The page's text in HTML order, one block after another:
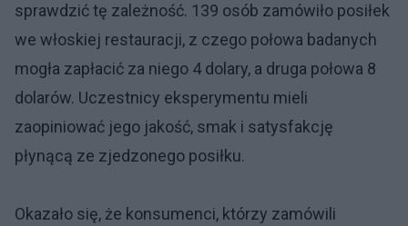
sprawdzić tę zależność. 139 osób zamówiło posiłek
we włoskiej restauracji, z czego połowa badanych
mogła zapłacić za niego 4 dolary, a druga połowa 8
dolarów. Uczestnicy eksperymentu mieli
zaopiniować jego jakość, smak i satysfakcję
płynącą ze zjedzonego posiłku.
Okazało się, że konsumenci, którzy zamówili